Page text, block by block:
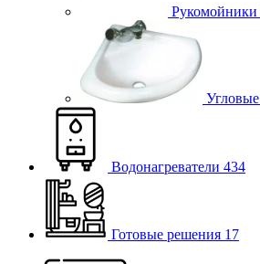
Рукомойники
Угловые
Водонагреватели 434
Готовые решения 17